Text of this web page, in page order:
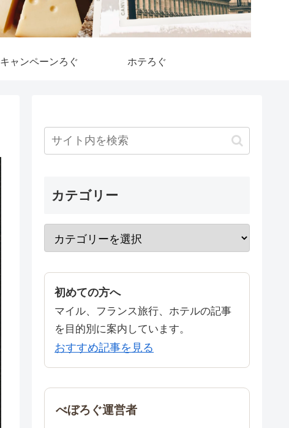
キャンペーンろぐ ホテろぐ
カテゴリー
初めての方へ
マイル、フランス旅行、ホテルの記事
を目的別に案内しています。
おすすめ記事を見る
べぼろぐ運営者